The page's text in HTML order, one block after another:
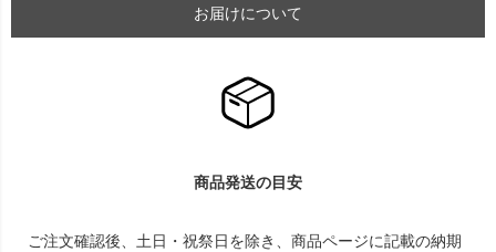
お届けについて
商品発送の目安
ご注文確認後、土日・祝祭日を除き、商品ページに記載の納期